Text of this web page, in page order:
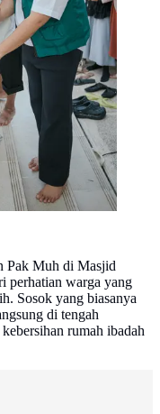
Pak Muh di Masjid
perhatian warga yang
Sosok yang biasanya
di tengah
rumah ibadah